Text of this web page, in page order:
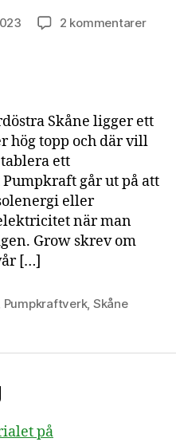
2 kommentarertill
ett
Skåne ligger ett
hög topp och där vill
ett
går ut på att
eller
när man
Grow skrev om
[…]
Pumpkraftverk, Skåne
på